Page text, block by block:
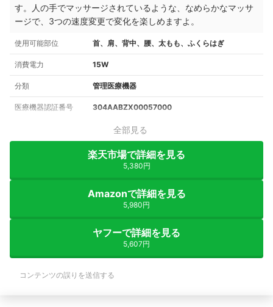
す。人の手でマッサージされているような、なめらかなマッサ
ージで、3つの速度変更で変化を楽しめますよ。
使用可能部位 首、肩、背中、腰、太もも、ふくらはぎ
消費電力 15W
分類 管理医療機器
医療機器認証番号 304AABZX00057000
全部見る
楽天市場で詳細を見る
5,380円
Amazonで詳細を見る
5,980円
ヤフーで詳細を見る
5,607円
コンテンツの誤りを送信する